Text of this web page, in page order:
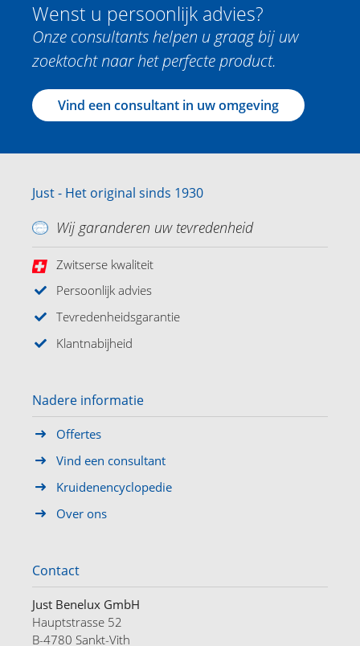
Wenst u persoonlijk advies?
Onze consultants helpen u graag bij uw
zoektocht naar het perfecte product.
Vind een consultant in uw omgeving
Just - Het original sinds 1930
Wij garanderen uw tevredenheid
Zwitserse kwaliteit
Persoonlijk advies
Tevredenheidsgarantie
Klantnabijheid
Nadere informatie
Offertes
Vind een consultant
Kruidenencyclopedie
Over ons
Contact
Just Benelux GmbH
Hauptstrasse 52
B-4780 Sankt-Vith